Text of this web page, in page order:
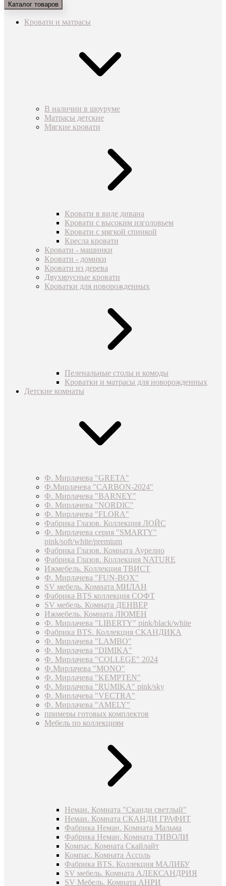
Каталог товаров
Кровати и матрасы
В наличии в шоуруме
Матрасы детские
Мягкие кровати
Кровати в виде дивана
Кровати с высоким изголовьем
Кровати с мягкой спинкой
Кресла кровати
Кровати - машинки
Кровати - домики
Кровати из дерева
Двухярусные кровати
Кроватки для новорожденных
Пеленальные столы и комоды
Кроватки и матрасы для новорожденных
Детские комнаты
Ф. Мирлачева "GRETA"
Ф.Мирлачева "CARBON-2024"
Ф. Мирлачева "BARNEY"
Ф. Мирлачева "NORDIC"
Ф. Мирлачева "FLORA"
Фабрика Глазов. Коллекция ЛОЙС
Ф. Мирлачева серия "SMARTY"
pink/soft/white/premium
Фабрика Глазов. Комната Аурелио
Фабрика Глазов. Коллекция NATURE
Ижмебель. Коллекция ТВИСТ
Ф. Мирлачева "FUN-BOX"
SV мебель. Комната МИЛАН
Фабрика BTS коллекция СОФТ
SV мебель. Комната ДЕНВЕР
Ижмебель. Комната ЛЮМЕН
Ф. Мирлачева "LIBERTY" pink/black/white
Фабрика BTS. Коллекция СКАНДИКА
Ф. Мирлачева "LAMBO"
Ф. Мирлачева "DIMIKA"
Ф. Мирлачева "COLLEGE" 2024
Ф.Мирлачева "MONO"
Ф. Мирлачева "KEMPTEN"
Ф. Мирлачева "RUMIKA" pink/sky
Ф. Мирлачева "VECTRA"
Ф. Мирлачева "AMELY"
примеры готовых комплектов
Мебель по коллекциям
Неман. Комната "Сканди светлый"
Неман. Комната СКАНДИ ГРАФИТ
Фабрика Неман. Комната Мальма
Фабрика Неман. Комната ТИВОЛИ
Компас. Комната Скайлайт
Компас. Комната Ассоль
Фабрика BTS. Коллекция МАЛИБУ
SV мебель. Комната АЛЕКСАНДРИЯ
SV Мебель. Комната АНРИ